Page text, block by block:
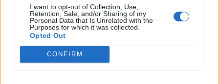
I want to opt-out of Collection, Use,
Retention, Sale, and/or Sharing of my
Personal Data that Is Unrelated with the
Purposes for which it was collected.
Opted Out
CONFIRM